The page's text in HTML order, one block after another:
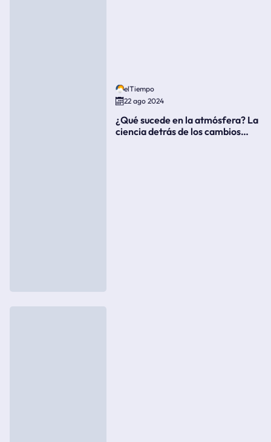
elTiempo
22 ago 2024
¿Qué sucede en la atmósfera? La
ciencia detrás de los cambios